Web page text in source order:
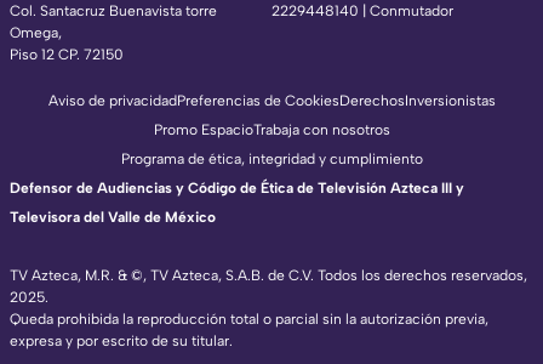
Col. Santacruz Buenavista torre
Omega,
Piso 12 CP. 72150
2229448140 | Conmutador
TV Azteca, M.R. & ©, TV Azteca, S.A.B. de C.V. Todos los derechos reservados,
2025.
Queda prohibida la reproducción total o parcial sin la autorización previa,
expresa y por escrito de su titular.
Aviso de privacidadPreferencias de CookiesDerechosInversionistas
Promo EspacioTrabaja con nosotros
Programa de ética, integridad y cumplimiento
Defensor de Audiencias y Código de Ética de Televisión Azteca III y
Televisora del Valle de México